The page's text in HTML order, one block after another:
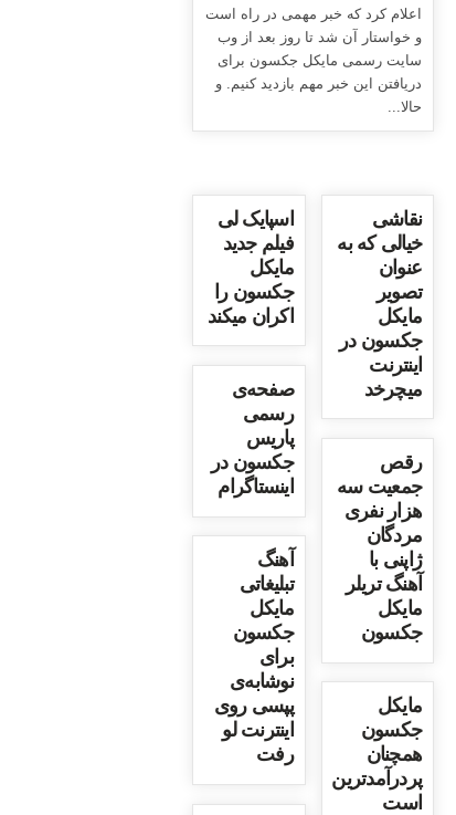
اعلام کرد که خبر مهمی در راه است
و خواستار آن شد تا روز بعد از وب
سایت رسمی مایکل جکسون برای
دریافتن این خبر مهم بازدید کنیم. و
حالا...
اسپایک لی
فیلم جدید
مایکل
جکسون را
اکران میکند
نقاشی
خیالی که به
عنوان
تصویر
مایکل
جکسون در
اینترنت
میچرخد
صفحه‌ی
رسمی
پاریس
جکسون در
اینستاگرام
رقص
جمعیت سه
هزار نفری
مردگان
ژاپنی با
آهنگ تریلر
مایکل
جکسون
آهنگ
تبلیغاتی
مایکل
جکسون
برای
نوشابه‌ی
پپسی روی
اینترنت لو
رفت
مایکل
جکسون
همچنان
پردرآمدترین
است